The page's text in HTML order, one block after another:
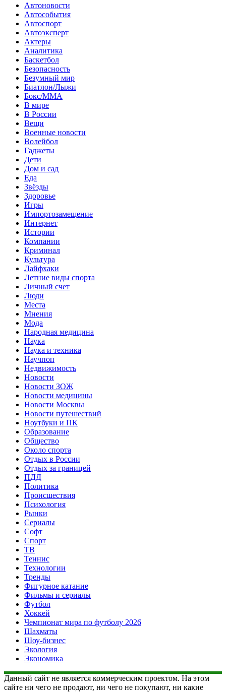
Автоновости
Автособытия
Автоспорт
Автоэксперт
Актеры
Аналитика
Баскетбол
Безопасность
Безумный мир
Биатлон/Лыжи
Бокс/MMA
В мире
В России
Вещи
Военные новости
Волейбол
Гаджеты
Дети
Дом и сад
Еда
Звёзды
Здоровье
Игры
Импортозамещение
Интернет
Истории
Компании
Криминал
Культура
Лайфхаки
Летние виды спорта
Личный счет
Люди
Места
Мнения
Мода
Народная медицина
Наука
Наука и техника
Научпоп
Недвижимость
Новости
Новости ЗОЖ
Новости медицины
Новости Москвы
Новости путешествий
Ноутбуки и ПК
Образование
Общество
Около спорта
Отдых в России
Отдых за границей
ПДД
Политика
Происшествия
Психология
Рынки
Сериалы
Софт
Спорт
ТВ
Теннис
Технологии
Тренды
Фигурное катание
Фильмы и сериалы
Футбол
Хоккей
Чемпионат мира по футболу 2026
Шахматы
Шоу-бизнес
Экология
Экономика
Данный сайт не является коммерческим проектом. На этом
сайте ни чего не продают, ни чего не покупают, ни какие